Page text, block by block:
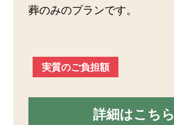
葬のみのプランです。
実質のご負担額
詳細はこちら